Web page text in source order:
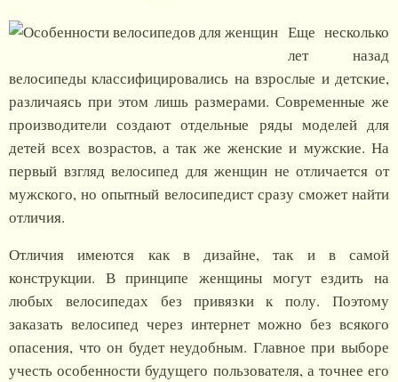
Еще несколько
лет назад
велосипеды классифицировались на взрослые и детские,
различаясь при этом лишь размерами. Современные же
производители создают отдельные ряды моделей для
детей всех возрастов, а так же женские и мужские. На
первый взгляд велосипед для женщин не отличается от
мужского, но опытный велосипедист сразу сможет найти
отличия.
Отличия имеются как в дизайне, так и в самой
конструкции. В принципе женщины могут ездить на
любых велосипедах без привязки к полу. Поэтому
заказать велосипед через интернет можно без всякого
опасения, что он будет неудобным. Главное при выборе
учесть особенности будущего пользователя, а точнее его